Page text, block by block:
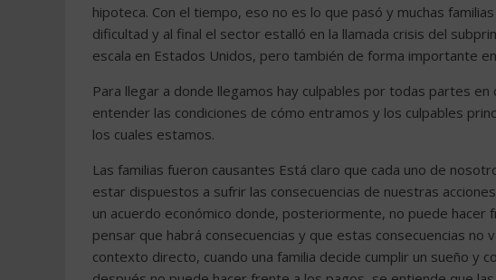
hipoteca. Con el tiempo, eso no es lo que pasó y muchas
dificultad y al final el sector estalló en la llamada crisis del
escala en Estados Unidos, pero también de forma importante
Para llegar a donde llegamos hay culpables por todas partes
entender las condiciones de cómo entramos y los culpables
los cuales estamos.
Las familias fueron causantes Está claro que cada uno de
estar dispuestos a sufrir las consecuencias de nuestras
un acuerdo económico donde, posteriormente, no puede hacer
pensar que habrá consecuencias y que estas consecuencias no
contexto directo, cuando una familia decide cumplir un sueño y